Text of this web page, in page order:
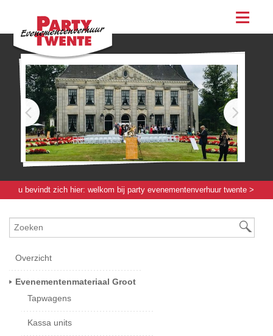
assortiment
evenementen
feesten
bestellen
contact
u bevindt zich hier: welkom bij party evenementenverhuur twente >
h&d - 9 personen
Overzicht
Evenementenmateriaal Groot
Tapwagens
Kassa units